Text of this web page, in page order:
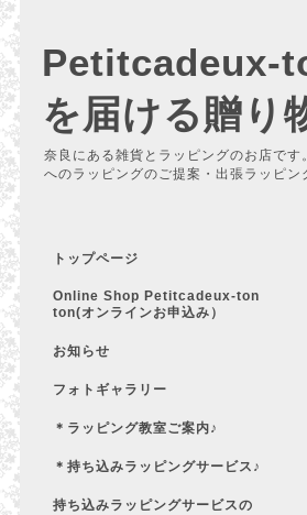
Petitcadeux-
を届ける贈り
奈良にある雑貨とラッピングのお店で
へのラッピングのご提案・出張ラッピン
トップページ
Online Shop Petitcadeux-ton
ton(オンラインお申込み）
お知らせ
フォトギャラリー
＊ラッピング教室ご案内♪
＊持ち込みラッピングサービス♪
持ち込みラッピングサービスの